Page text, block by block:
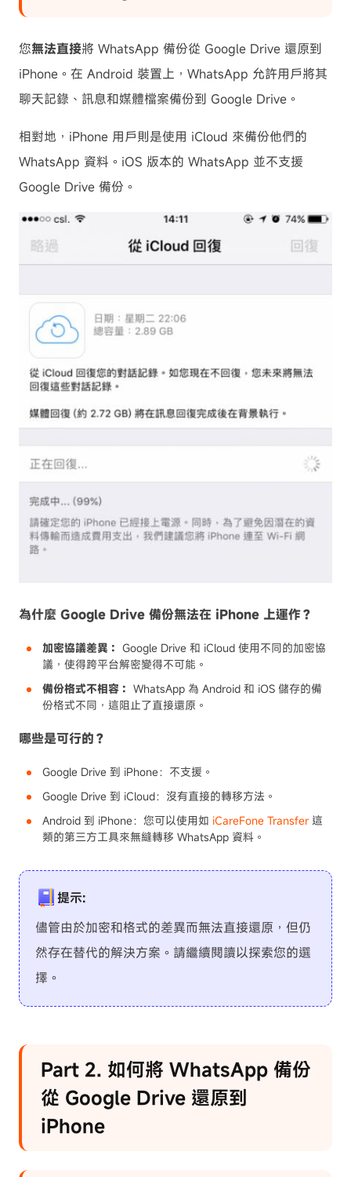
您無法直接將 WhatsApp 備份從 Google Drive 還原到
iPhone。在 Android 裝置上，WhatsApp 允許用戶將其
聊天記錄、訊息和媒體檔案備份到 Google Drive。
相對地，iPhone 用戶則是使用 iCloud 來備份他們的
WhatsApp 資料。iOS 版本的 WhatsApp 並不支援
Google Drive 備份。
為什麼 Google Drive 備份無法在 iPhone 上運作？
加密協議差異： Google Drive 和 iCloud 使用不同的加密協
議，使得跨平台解密變得不可能。
備份格式不相容： WhatsApp 為 Android 和 iOS 儲存的備
份格式不同，這阻止了直接還原。
哪些是可行的？
Google Drive 到 iPhone：不支援。
Google Drive 到 iCloud：沒有直接的轉移方法。
Android 到 iPhone：您可以使用如 iCareFone Transfer 這
類的第三方工具來無縫轉移 WhatsApp 資料。
提示:
儘管由於加密和格式的差異而無法直接還原，但仍
然存在替代的解決方案。請繼續閱讀以探索您的選
擇。
Part 2. 如何將 WhatsApp 備份
從 Google Drive 還原到
iPhone